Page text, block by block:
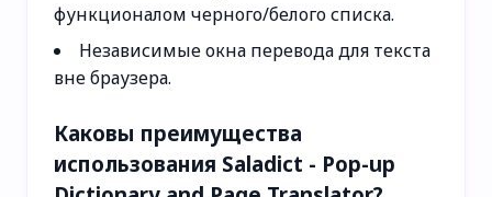
функционалом черного/белого списка.
Независимые окна перевода для текста
вне браузера.
Каковы преимущества
использования Saladict - Pop-up